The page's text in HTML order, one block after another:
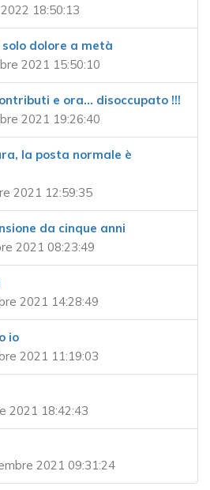
18:50:13
dolore a metà
2021 15:50:10
e ora... disoccupato !!!
2021 19:26:40
la posta normale è
2021 12:59:35
da cinque anni
2021 08:23:49
2021 14:28:49
io
2021 11:19:03
2021 18:42:43
2021 09:31:24